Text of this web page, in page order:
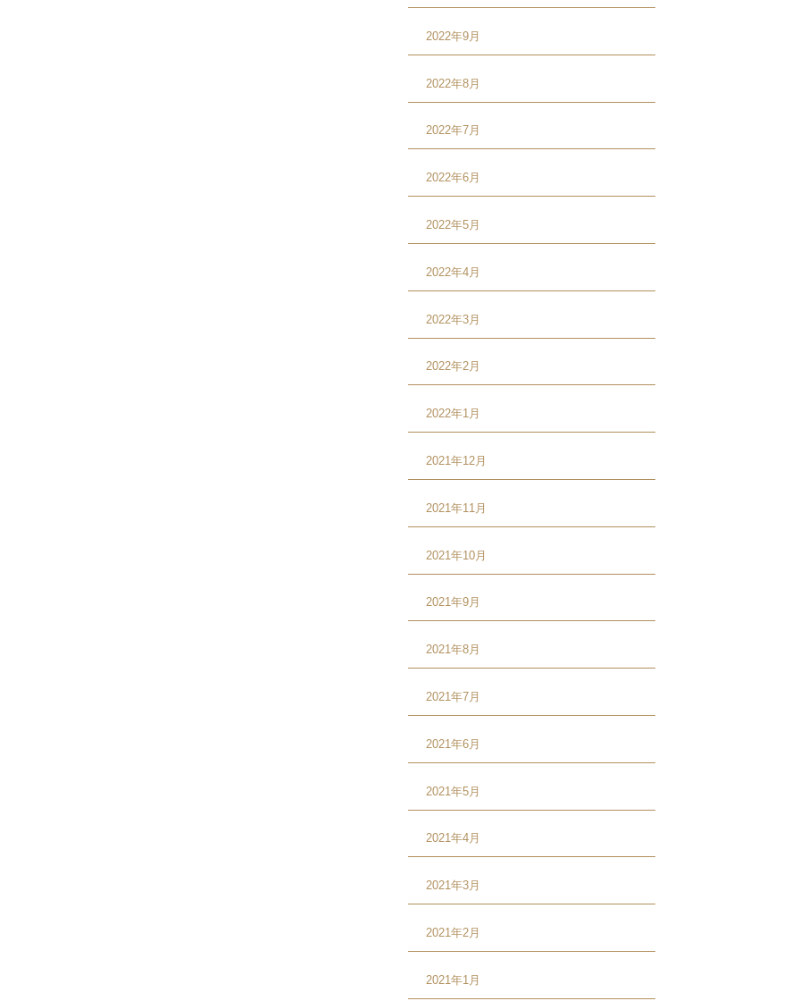
2022年9月
2022年8月
2022年7月
2022年6月
2022年5月
2022年4月
2022年3月
2022年2月
2022年1月
2021年12月
2021年11月
2021年10月
2021年9月
2021年8月
2021年7月
2021年6月
2021年5月
2021年4月
2021年3月
2021年2月
2021年1月